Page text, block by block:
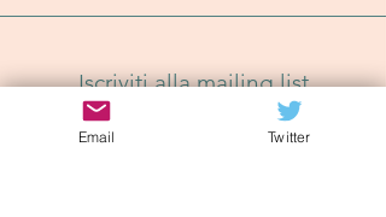
Iscriviti alla mailing list
Email Twitter